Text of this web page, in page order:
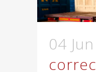
04 Jun